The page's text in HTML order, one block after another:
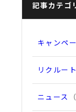
記事カテゴ
キャンペ
リクルート
ニュース